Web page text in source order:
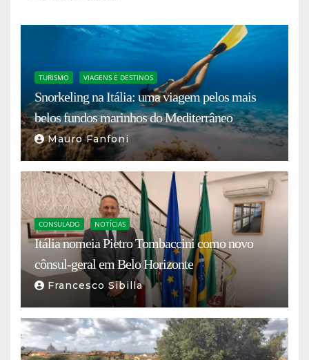
TURISMO VIAGENS E DESTINOS
Snorkeling na Itália: uma viagem pelos mais
belos fundos marinhos do Mediterrâneo
Mauro Fanfoni
CONSULADO NOTÍCIAS
Itália nomeia Pietro Tombaccini como novo
cônsul-geral em Belo Horizonte
Francesco Sibilla